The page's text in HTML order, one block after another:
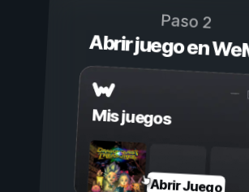
Paso 2
Abrir juego en
Mis juegos
Abrir Juego